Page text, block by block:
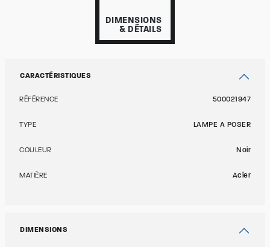
DIMENSIONS
& DÉTAILS
CARACTÉRISTIQUES
RÉFÉRENCE 500021947
TYPE LAMPE A POSER
COULEUR Noir
MATIÈRE Acier
DIMENSIONS